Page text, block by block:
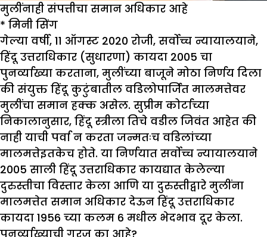
मुलींनाही संपत्तीचा समान अधिकार आहे
* मिनी सिंग
गेल्या वर्षी, 11 ऑगस्ट 2020 रोजी, सर्वोच्च न्यायालयाने,
हिंदू उत्तराधिकार (सुधारणा) कायदा 2005 चा
पुनर्व्याख्या करताना, मुलींच्या बाजूने मोठा निर्णय दिला
की संयुक्त हिंदू कुटुंबातील वडिलोपार्जित मालमत्तेवर
मुलींचा समान हक्क असेल. सुप्रीम कोर्टाच्या
निकालानुसार, हिंदू स्त्रीला तिचे वडील जिवंत आहेत की
नाही याची पर्वा न करता जन्मतःच वडिलांच्या
मालमत्तेइतकेच होते. या निर्णयात सर्वोच्च न्यायालयाने
2005 साली हिंदू उत्तराधिकार कायद्यात केलेल्या
दुरुस्तीचा विस्तार केला आणि या दुरुस्तीद्वारे मुलींना
मालमत्तेत समान अधिकार देऊन हिंदू उत्तराधिकार
कायदा 1956 च्या कलम 6 मधील भेदभाव दूर केला.
पुनर्व्याख्याची गरज का आहे?